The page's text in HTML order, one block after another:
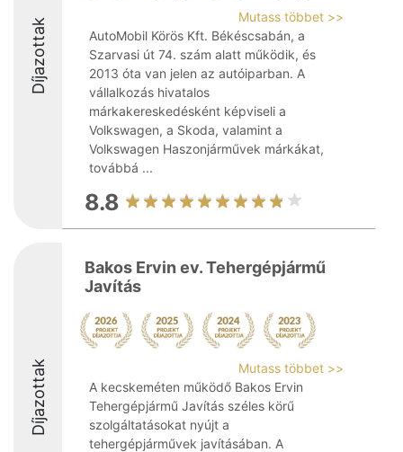
Díjazottak
Mutass többet >>
AutoMobil Körös Kft. Békéscsabán, a
Szarvasi út 74. szám alatt működik, és
2013 óta van jelen az autóiparban. A
vállalkozás hivatalos
márkakereskedésként képviseli a
Volkswagen, a Skoda, valamint a
Volkswagen Haszonjárművek márkákat,
továbbá ...
8.8
Díjazottak
Bakos Ervin ev. Tehergépjármű
Javítás
Mutass többet >>
A kecskeméten működő Bakos Ervin
Tehergépjármű Javítás széles körű
szolgáltatásokat nyújt a
tehergépjárművek javításában. A